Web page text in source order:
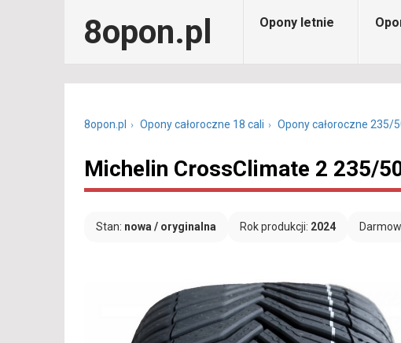
8opon.pl Opony letnie
8opon.pl Opony całoroczne 18 cali Opony całoroczne 235/
Michelin CrossClimate 2 235/
Stan: nowa / oryginalna Rok produkcji: 2024